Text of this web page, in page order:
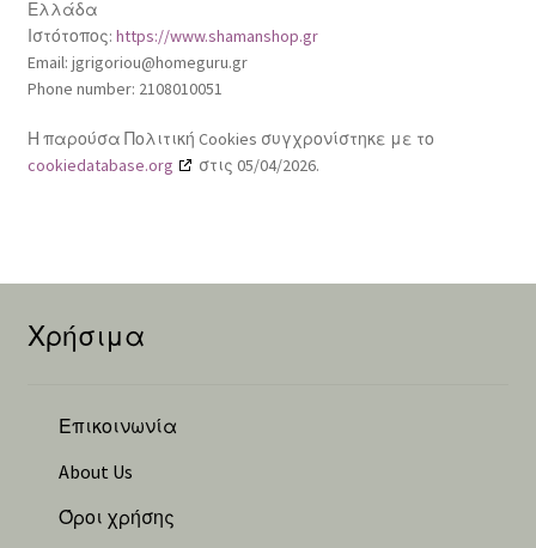
Ελλάδα
Ιστότοπος: https://www.shamanshop.gr
Email: jgrigoriou@homeguru.gr
Phone number: 2108010051
Η παρούσα Πολιτική Cookies συγχρονίστηκε με το
cookiedatabase.org
στις 05/04/2026.
Χρήσιμα
Επικοινωνία
About Us
Όροι χρήσης